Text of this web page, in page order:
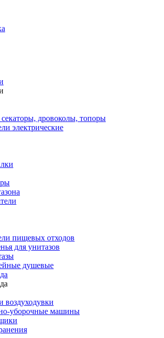
дровоколы, топоры
электрические
пищевых отходов
для унитазов
душевые
воздуходувки
уборочные машины